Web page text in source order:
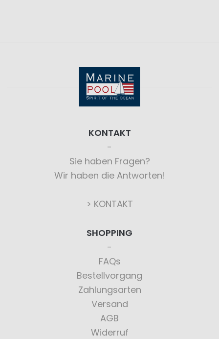
KONTAKT
Sie haben Fragen?
Wir haben die Antworten!
> KONTAKT
SHOPPING
FAQs
Bestellvorgang
Zahlungsarten
Versand
AGB
Widerruf